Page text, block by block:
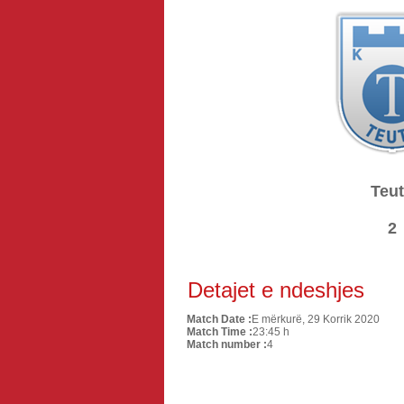
2
Detajet e ndeshjes
Match Date : E mërkurë, 29 Korrik 2020
Match Time :23:45 h
Match number :4